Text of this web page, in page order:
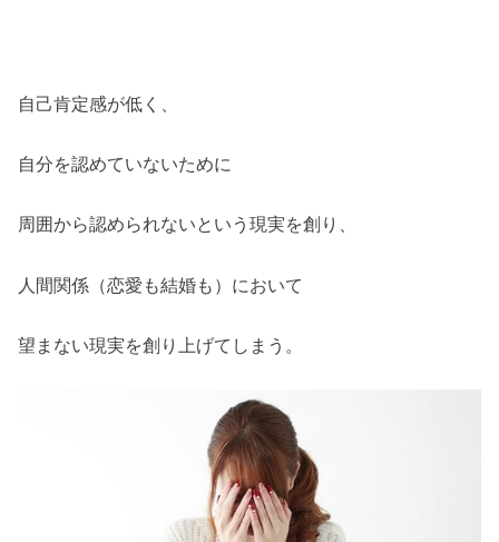
自己肯定感が低く、
自分を認めていないために
周囲から認められないという現実を創り、
人間関係（恋愛も結婚も）において
望まない現実を創り上げてしまう。